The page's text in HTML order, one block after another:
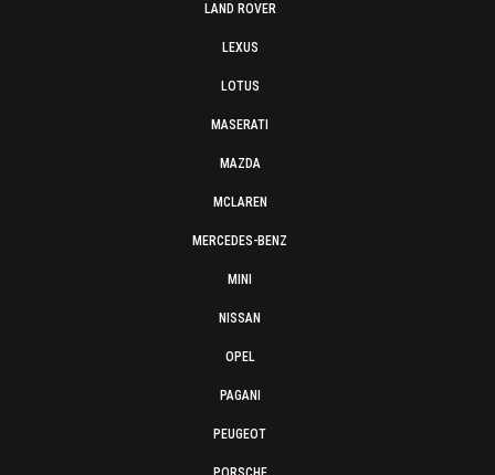
LAND ROVER
LEXUS
LOTUS
MASERATI
MAZDA
MCLAREN
MERCEDES-BENZ
MINI
NISSAN
OPEL
PAGANI
PEUGEOT